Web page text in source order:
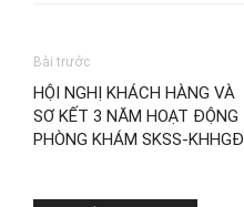
Bài trước
HỘI NGHỊ KHÁCH HÀNG VÀ
SƠ KẾT 3 NĂM HOẠT ĐỘNG
PHÒNG KHÁM SKSS-KHHGĐ